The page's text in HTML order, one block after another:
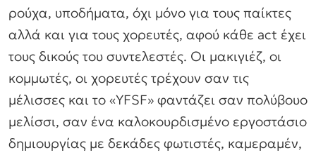
ρούχα, υποδήματα, όχι μόνο για τους παίκτες
αλλά και για τους χορευτές, αφού κάθε act έχει
τους δικούς του συντελεστές. Οι μακιγιέζ, οι
κομμωτές, οι χορευτές τρέχουν σαν τις
μέλισσες και το «YFSF» φαντάζει σαν πολύβουο
μελίσσι, σαν ένα καλοκουρδισμένο εργοστάσιο
δημιουργίας με δεκάδες φωτιστές, καμεραμέν,